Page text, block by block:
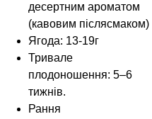
десертним ароматом
(кавовим післясмаком)
Ягода: 13-19г
Тривале
плодоношення: 5–6
тижнів.
Рання